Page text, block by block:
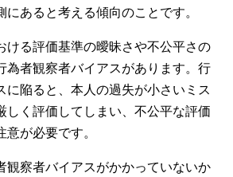
にあると考える傾向のことです。
ける評価基準の曖昧さや不公平さの
為者観察者バイアスがあります。行
に陥ると、本人の過失が小さいミス
しく評価してしまい、不公平な評価
意が必要です。
観察者バイアスがかかっていないか